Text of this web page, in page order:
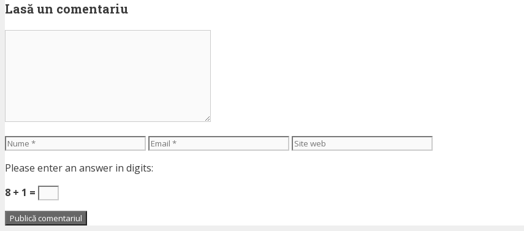
Lasă un comentariu
Nume Email
Site
Please enter an answer in digits:
8 + 1 =